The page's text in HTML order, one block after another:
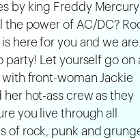
by king Freddy Mercury
the power of AC/DC?
here for you and we are
party! Let yourself go on
with front-woman Jackie
her hot-ass crew as they
you live through all
of rock, punk and